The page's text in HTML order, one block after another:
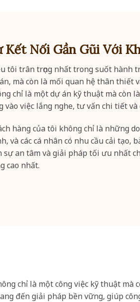
Kết Nối Gần Gũi Với
tôi trân trọng nhất trong suốt hành
mà còn là mối quan hệ thân thiết
chỉ là một dự án kỹ thuật mà còn
vào việc lắng nghe, tư vấn chi tiết
hàng của tôi không chỉ là những
và các cá nhân có nhu cầu cải tạo,
sự an tâm và giải pháp tối ưu nhất
cao nhất.
chỉ là một công việc kỹ thuật mà
đến giải pháp bền vững, giúp